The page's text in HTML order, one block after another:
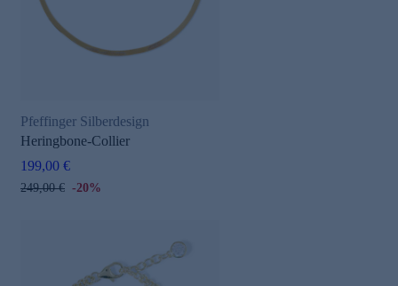
Pfeffinger Silberdesign
Heringbone-Collier
199,00 €
249,00 € -20%